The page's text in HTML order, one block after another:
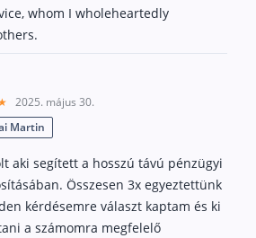
whom I wholeheartedly
2025. május 30.
Martin
aki segített a hosszú távú pénzügyi
Összesen 3x egyeztettünk
kérdésemre választ kaptam és ki
a számomra megfelelő